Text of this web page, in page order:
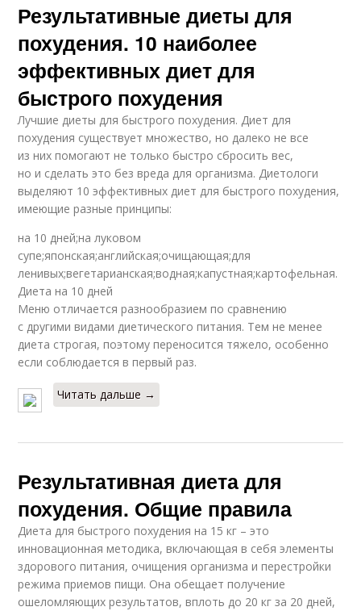
Результативные диеты для
похудения. 10 наиболее
эффективных диет для
быстрого похудения
Лучшие диеты для быстрого похудения. Диет для
похудения существует множество, но далеко не все
из них помогают не только быстро сбросить вес,
но и сделать это без вреда для организма. Диетологи
выделяют 10 эффективных диет для быстрого похудения,
имеющие разные принципы:
на 10 дней;на луковом
супе;японская;английская;очищающая;для
ленивых;вегетарианская;водная;капустная;картофельная.
Диета на 10 дней
Меню отличается разнообразием по сравнению
с другими видами диетического питания. Тем не менее
диета строгая, поэтому переносится тяжело, особенно
если соблюдается в первый раз.
Читать дальше →
Результативная диета для
похудения. Общие правила
Диета для быстрого похудения на 15 кг – это
инновационная методика, включающая в себя элементы
здорового питания, очищения организма и перестройки
режима приемов пищи. Она обещает получение
ошеломляющих результатов, вплоть до 20 кг за 20 дней,